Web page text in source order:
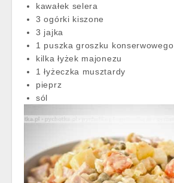
kawałek selera
3 ogórki kiszone
3 jajka
1 puszka groszku konserwowego
kilka łyżek majonezu
1 łyżeczka musztardy
pieprz
sól